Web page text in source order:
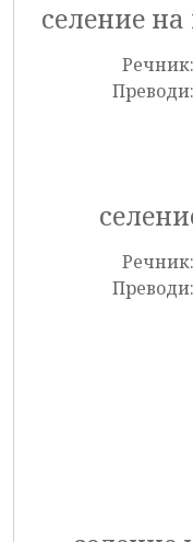
селение
Речник:
Преводи:
Речник:
Преводи: